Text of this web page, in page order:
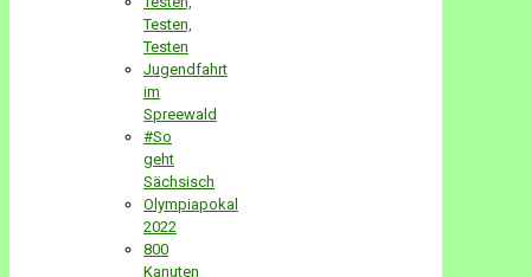
Testen,
Testen
Jugendfahrt
im
Spreewald
#So
geht
Sächsisch
Olympiapokal
2022
800
Kanuten